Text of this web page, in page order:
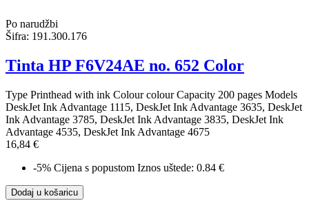
Po narudžbi
Šifra: 191.300.176
Tinta HP F6V24AE no. 652 Color
Type Printhead with ink Colour colour Capacity 200 pages Models
DeskJet Ink Advantage 1115, DeskJet Ink Advantage 3635, DeskJet
Ink Advantage 3785, DeskJet Ink Advantage 3835, DeskJet Ink
Advantage 4535, DeskJet Ink Advantage 4675
16,84 €
-5% Cijena s popustom Iznos uštede: 0.84 €
Dodaj u košaricu